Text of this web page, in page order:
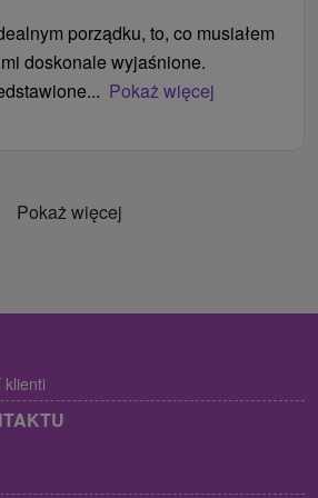
porządku, to, co musiałem
doskonale wyjaśnione.
Pokaż więcej
Pokaż więcej
klienti